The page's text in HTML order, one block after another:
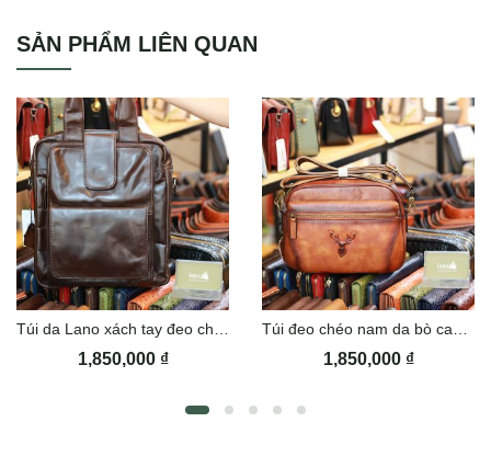
SẢN PHẨM LIÊN QUAN
1,850,000 ₫ 1,850,000 ₫